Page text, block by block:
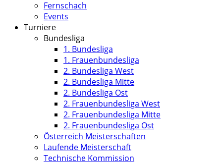
Fernschach
Events
Turniere
Bundesliga
1. Bundesliga
1. Frauenbundesliga
2. Bundesliga West
2. Bundesliga Mitte
2. Bundesliga Ost
2. Frauenbundesliga West
2. Frauenbundesliga Mitte
2. Frauenbundesliga Ost
Österreich Meisterschaften
Laufende Meisterschaft
Technische Kommission